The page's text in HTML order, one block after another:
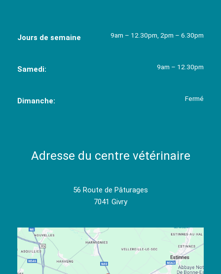
Jours de semaine 9am – 12.30pm, 2pm – 6.30pm
Samedi: 9am – 12.30pm
Dimanche: Fermé
Adresse du centre vétérinaire
56 Route de Pâturages
7041 Givry